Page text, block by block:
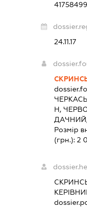
41758499
24.11.17
Н,
Розмір
(грн.):2